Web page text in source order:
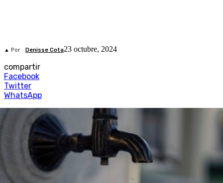
▲ Por Denisse Cota23 octubre, 2024
compartir
Facebook
Twitter
WhatsApp